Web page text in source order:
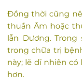
Đồng thời cũng
thuần Âm hoặc
lẫn Dương.
trong chữa trị
này; lẽ dĩ nhiên
hơn.